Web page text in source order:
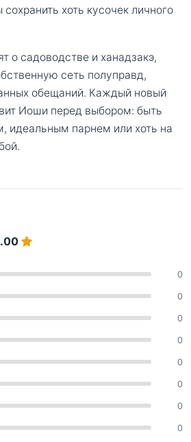
хоть кусочек личного
о садоводстве и ханадзакэ,
сеть полуправд,
обещаний. Каждый новый
Иоши перед выбором: быть
идеальным парнем или хоть на
0
0
0
0
0
0
0
0